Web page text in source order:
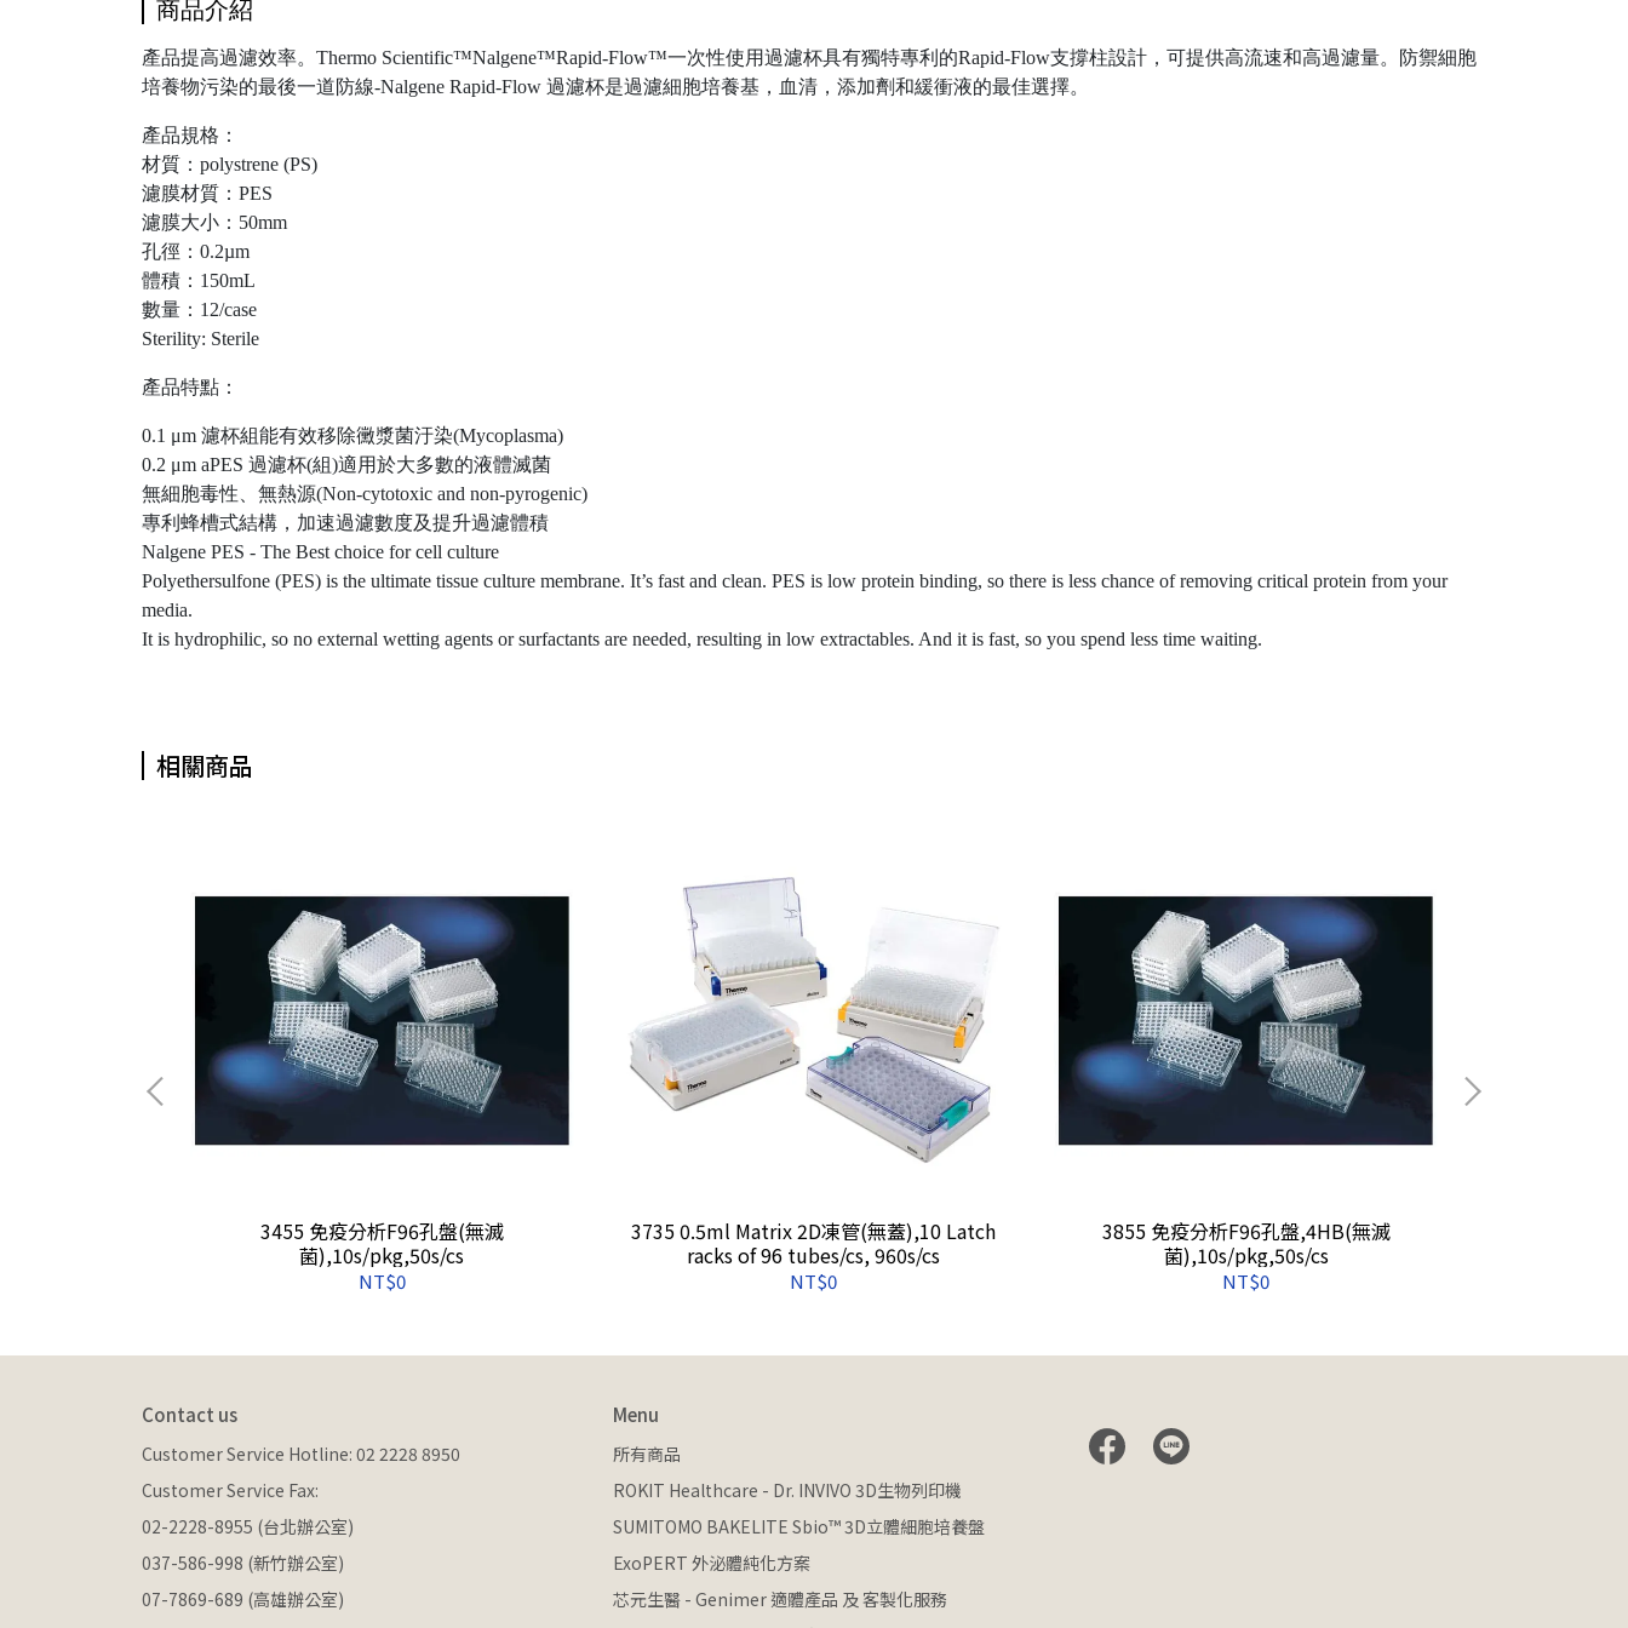
商品介紹
產品提高過濾效率。Thermo Scientific™Nalgene™Rapid-Flow™一次性使用過濾杯具有獨特專利的Rapid-Flow支撐柱設計，可提供高流速和高過濾量。防禦細胞
培養物污染的最後一道防線-Nalgene Rapid-Flow 過濾杯是過濾細胞培養基，血清，添加劑和緩衝液的最佳選擇。
產品規格：
材質：polystrene (PS)
濾膜材質：PES
濾膜大小：50mm
孔徑：0.2µm
體積：150mL
數量：12/case
Sterility: Sterile
產品特點：
0.1 μm 濾杯組能有效移除黴漿菌汙染(Mycoplasma)
0.2 μm aPES 過濾杯(組)適用於大多數的液體滅菌
無細胞毒性、無熱源(Non-cytotoxic and non-pyrogenic)
專利蜂槽式結構，加速過濾數度及提升過濾體積
Nalgene PES - The Best choice for cell culture
Polyethersulfone (PES) is the ultimate tissue culture membrane. It’s fast and clean. PES is low protein binding, so there is less chance of removing critical protein from your
media.
It is hydrophilic, so no external wetting agents or surfactants are needed, resulting in low extractables. And it is fast, so you spend less time waiting.
相關商品
3455 免疫分析F96孔盤(無滅
菌),10s/pkg,50s/cs
NT$0
3735 0.5ml Matrix 2D凍管(無蓋),10 Latch
racks of 96 tubes/cs, 960s/cs
NT$0
3855 免疫分析F96孔盤,4HB(無滅
菌),10s/pkg,50s/cs
NT$0
Contact us
Customer Service Hotline: 02 2228 8950
Customer Service Fax:
02-2228-8955 (台北辦公室)
037-586-998 (新竹辦公室)
07-7869-689 (高雄辦公室)
Menu
所有商品
ROKIT Healthcare - Dr. INVIVO 3D生物列印機
SUMITOMO BAKELITE Sbio™ 3D立體細胞培養盤
ExoPERT 外泌體純化方案
芯元生醫 - Genimer 適體產品 及 客製化服務